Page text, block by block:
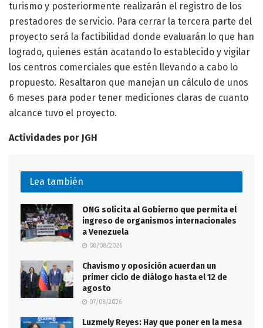
turismo y posteriormente realizarán el registro de los
prestadores de servicio. Para cerrar la tercera parte del
proyecto será la factibilidad donde evaluarán lo que han
logrado, quienes están acatando lo establecido y vigilar
los centros comerciales que estén llevando a cabo lo
propuesto. Resaltaron que manejan un cálculo de unos
6 meses para poder tener mediciones claras de cuanto
alcance tuvo el proyecto.
Actividades por JGH
Lea también
ONG solicita al Gobierno que permita el
ingreso de organismos internacionales
a Venezuela
08/08/2026
Chavismo y oposición acuerdan un
primer ciclo de diálogo hasta el 12 de
agosto
07/08/2026
Luzmely Reyes: Hay que poner en la mesa